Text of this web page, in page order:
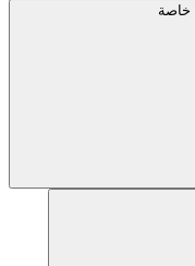
خاصة